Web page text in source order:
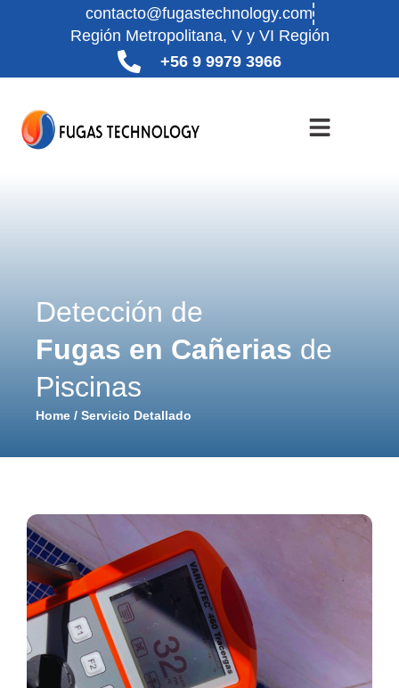
contacto@fugastechnology.com
Región Metropolitana, V y VI Región
+56 9 9979 3966
Detección de
Fugas en Cañerias de
Piscinas
Home / Servicio Detallado